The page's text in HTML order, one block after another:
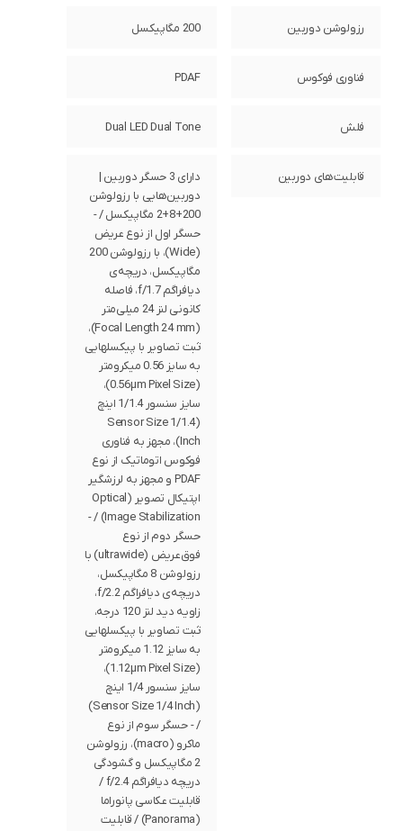
رزولوشن دوربین 200 مگاپیکسل
فناوری فوکوس PDAF
فلش Dual LED Dual Tone
قابلیت‌های دوربین
دارای 3 حسگر دوربین |
دوربین‌هایی با رزولوشن
200+8+2 مگاپیکسل / -
حسگر اول از نوع عریض
(Wide)، با رزولوشن 200
مگاپیکسل، دریچه‌ی
دیافراگم f/1.7، فاصله
کانونی لنز 24 میلی‌متر
(Focal Length 24 mm)،
ثبت تصاویر با پیکسل‎هایی
به سایز 0.56 میکرومتر
(0.56µm Pixel Size)،
سایز سنسور 1/1.4 اینچ
(Sensor Size 1/1.4
Inch)، مجهز به فناوری
فوکوس اتوماتیک از نوع
PDAF و مجهز به لرزشگیر
اپتیکال تصویر (Optical
Image Stabilization) / -
حسگر دوم از نوع
فوق‌عریض (ultrawide) با
رزولوشن 8 مگاپیکسل،
دریچه‌ی دیافراگم f/2.2،
زاویه دید لنز 120 درجه،
ثبت تصاویر با پیکسل‎هایی
به سایز 1.12 میکرومتر
(1.12µm Pixel Size)،
سایز سنسور 1/4 اینچ
(Sensor Size 1/4 Inch)
/ - حسگر سوم از نوع
ماکرو (macro)، رزولوشن
2 مگاپیکسل و گشودگی
دریچه دیافراگم f/2.4 /
قابلیت عکاسی پانوراما
(Panorama) / قابلیت